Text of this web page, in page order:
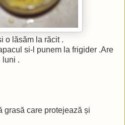
o lăsăm la răcit .
si-l punem la frigider .Are
luni .
grasă care protejează și